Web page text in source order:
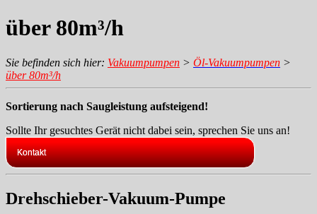
über 80m³/h
Sie befinden sich hier: Vakuumpumpen > Öl-Vakuumpumpen >
über 80m³/h
Sortierung nach Saugleistung aufsteigend!
Sollte Ihr gesuchtes Gerät nicht dabei sein, sprechen Sie uns an!
Kontakt
Drehschieber-Vakuum-Pumpe